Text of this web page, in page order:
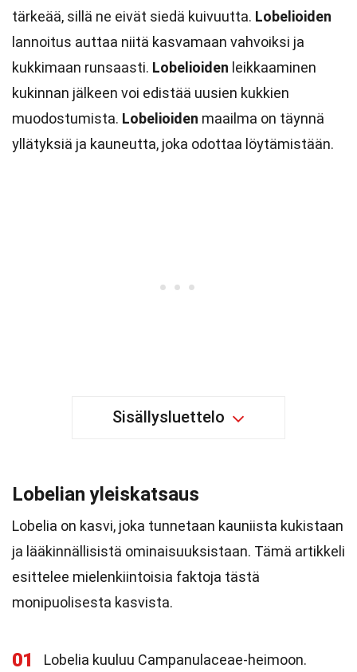
tärkeää, sillä ne eivät siedä kuivuutta. Lobelioiden
lannoitus auttaa niitä kasvamaan vahvoiksi ja
kukkimaan runsaasti. Lobelioiden leikkaaminen
kukinnan jälkeen voi edistää uusien kukkien
muodostumista. Lobelioiden maailma on täynnä
yllätyksiä ja kauneutta, joka odottaa löytämistään.
Sisällysluettelo
Lobelian yleiskatsaus
Lobelia on kasvi, joka tunnetaan kauniista kukistaan
ja lääkinnällisistä ominaisuuksistaan. Tämä artikkeli
esittelee mielenkiintoisia faktoja tästä
monipuolisesta kasvista.
01 Lobelia kuuluu Campanulaceae-heimoon.